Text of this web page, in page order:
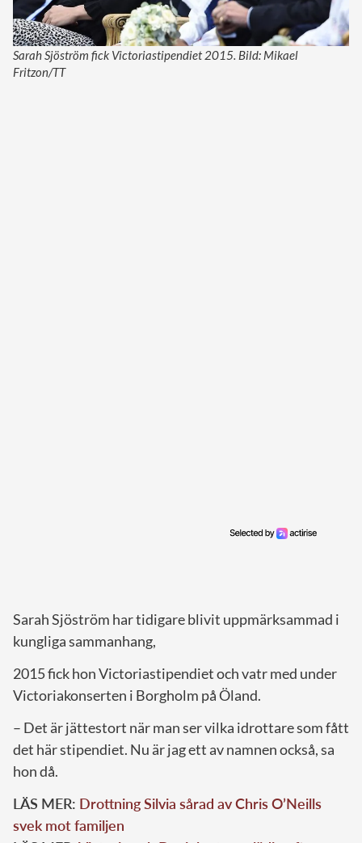
Sarah Sjöström fick Victoriastipendiet 2015. Bild: Mikael
Fritzon/TT
Sarah Sjöström har tidigare blivit uppmärksammad i
kungliga sammanhang,
2015 fick hon Victoriastipendiet och vatr med under
Victoriakonserten i Borgholm på Öland.
– Det är jättestort när man ser vilka idrottare som fått
det här stipendiet. Nu är jag ett av namnen också, sa
hon då.
LÄS MER: Drottning Silvia sårad av Chris O’Neills
svek mot familjen